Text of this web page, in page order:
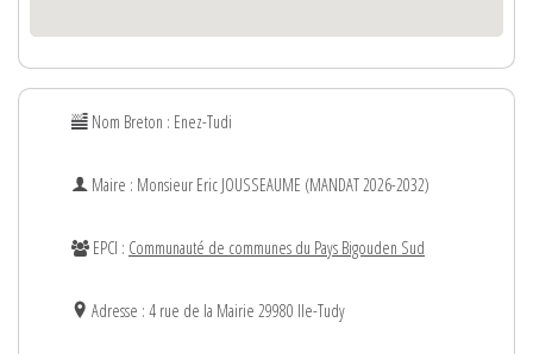
Nom Breton : Enez-Tudi
Maire : Monsieur Eric JOUSSEAUME (MANDAT 2026-2032)
EPCI : Communauté de communes du Pays Bigouden Sud
Adresse : 4 rue de la Mairie 29980 Ile-Tudy